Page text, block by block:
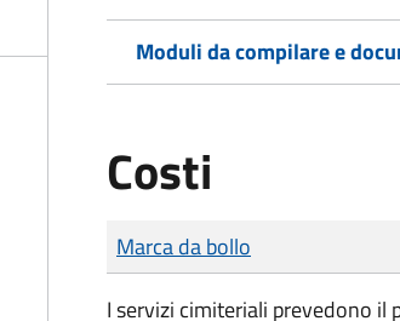
Moduli da compilare e
Costi
Tipo di pagamento
Importo
Marca da bollo
I servizi cimiteriali prevedono il